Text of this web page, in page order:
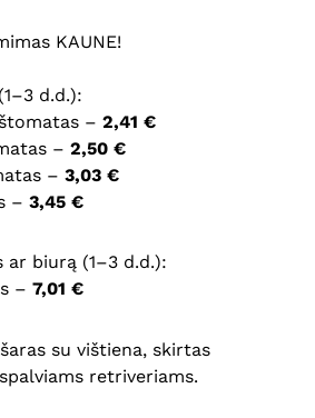
KAUNE!
d.d.):
– 2,41 €
– 2,50 €
– 3,03 €
– 3,45 €
ar biurą (1–3 d.d.):
– 7,01 €
su vištiena, skirtas
retriveriams.